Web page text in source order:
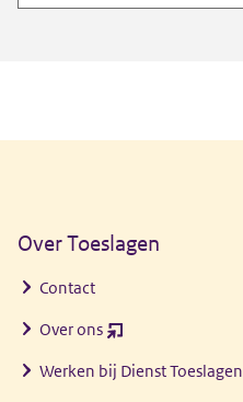
Over Toeslagen
Contact
Over ons (opent
venster)
Werken bij Dienst Toeslagen